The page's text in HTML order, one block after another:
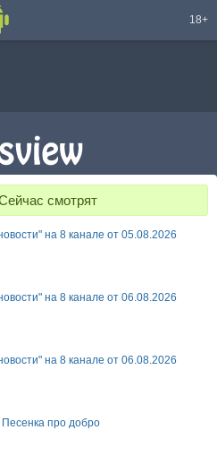
18+
смотрят
на 8 канале от 05.08.2026
на 8 канале от 06.08.2026
на 8 канале от 06.08.2026
про добро